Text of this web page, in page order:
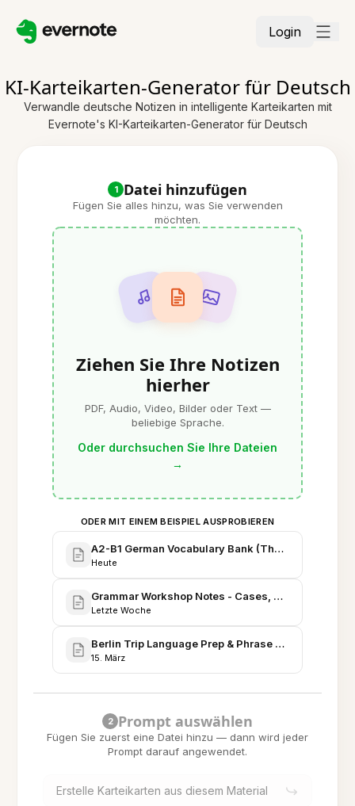
Login
KI-Karteikarten-Generator für Deutsch
Verwandle deutsche Notizen in intelligente Karteikarten mit
Evernote's KI-Karteikarten-Generator für Deutsch
1 Datei hinzufügen
Fügen Sie alles hinzu, was Sie verwenden
möchten.
Ziehen Sie Ihre Notizen
hierher
PDF, Audio, Video, Bilder oder Text —
beliebige Sprache.
Oder durchsuchen Sie Ihre Dateien
→
ODER MIT EINEM BEISPIEL AUSPROBIEREN
A2-B1 German Vocabulary Bank (Themed Lists &
Heute
Grammar Workshop Notes - Cases, Prepositions,
Letzte Woche
Berlin Trip Language Prep & Phrase Set (Itinerary,
15. März
2 Prompt auswählen
Fügen Sie zuerst eine Datei hinzu — dann wird jeder
Prompt darauf angewendet.
Erstelle Karteikarten aus diesem Material